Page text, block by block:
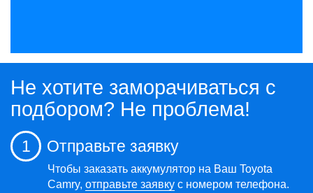
Не хотите заморачиваться с
подбором? Не проблема!
1 Отправьте заявку
Чтобы заказать аккумулятор на Ваш Toyota
Camry, отправьте заявку с номером телефона.